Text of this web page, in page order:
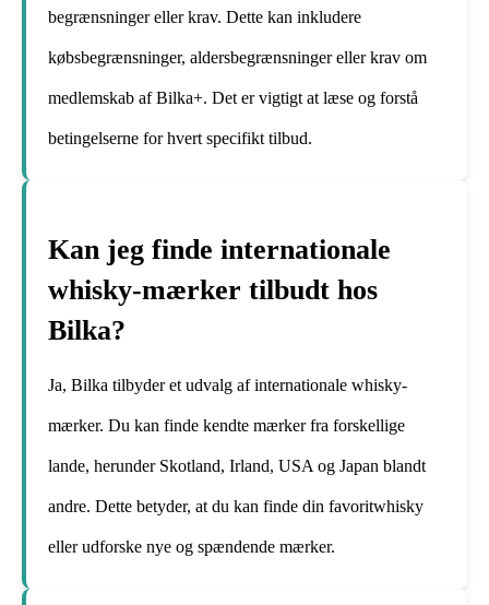
begrænsninger eller krav. Dette kan inkludere
købsbegrænsninger, aldersbegrænsninger eller krav om
medlemskab af Bilka+. Det er vigtigt at læse og forstå
betingelserne for hvert specifikt tilbud.
Kan jeg finde internationale
whisky-mærker tilbudt hos
Bilka?
Ja, Bilka tilbyder et udvalg af internationale whisky-
mærker. Du kan finde kendte mærker fra forskellige
lande, herunder Skotland, Irland, USA og Japan blandt
andre. Dette betyder, at du kan finde din favoritwhisky
eller udforske nye og spændende mærker.